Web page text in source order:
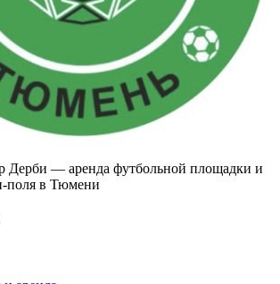
Дерби — аренда футбольной площадки и
поля в Тюмени